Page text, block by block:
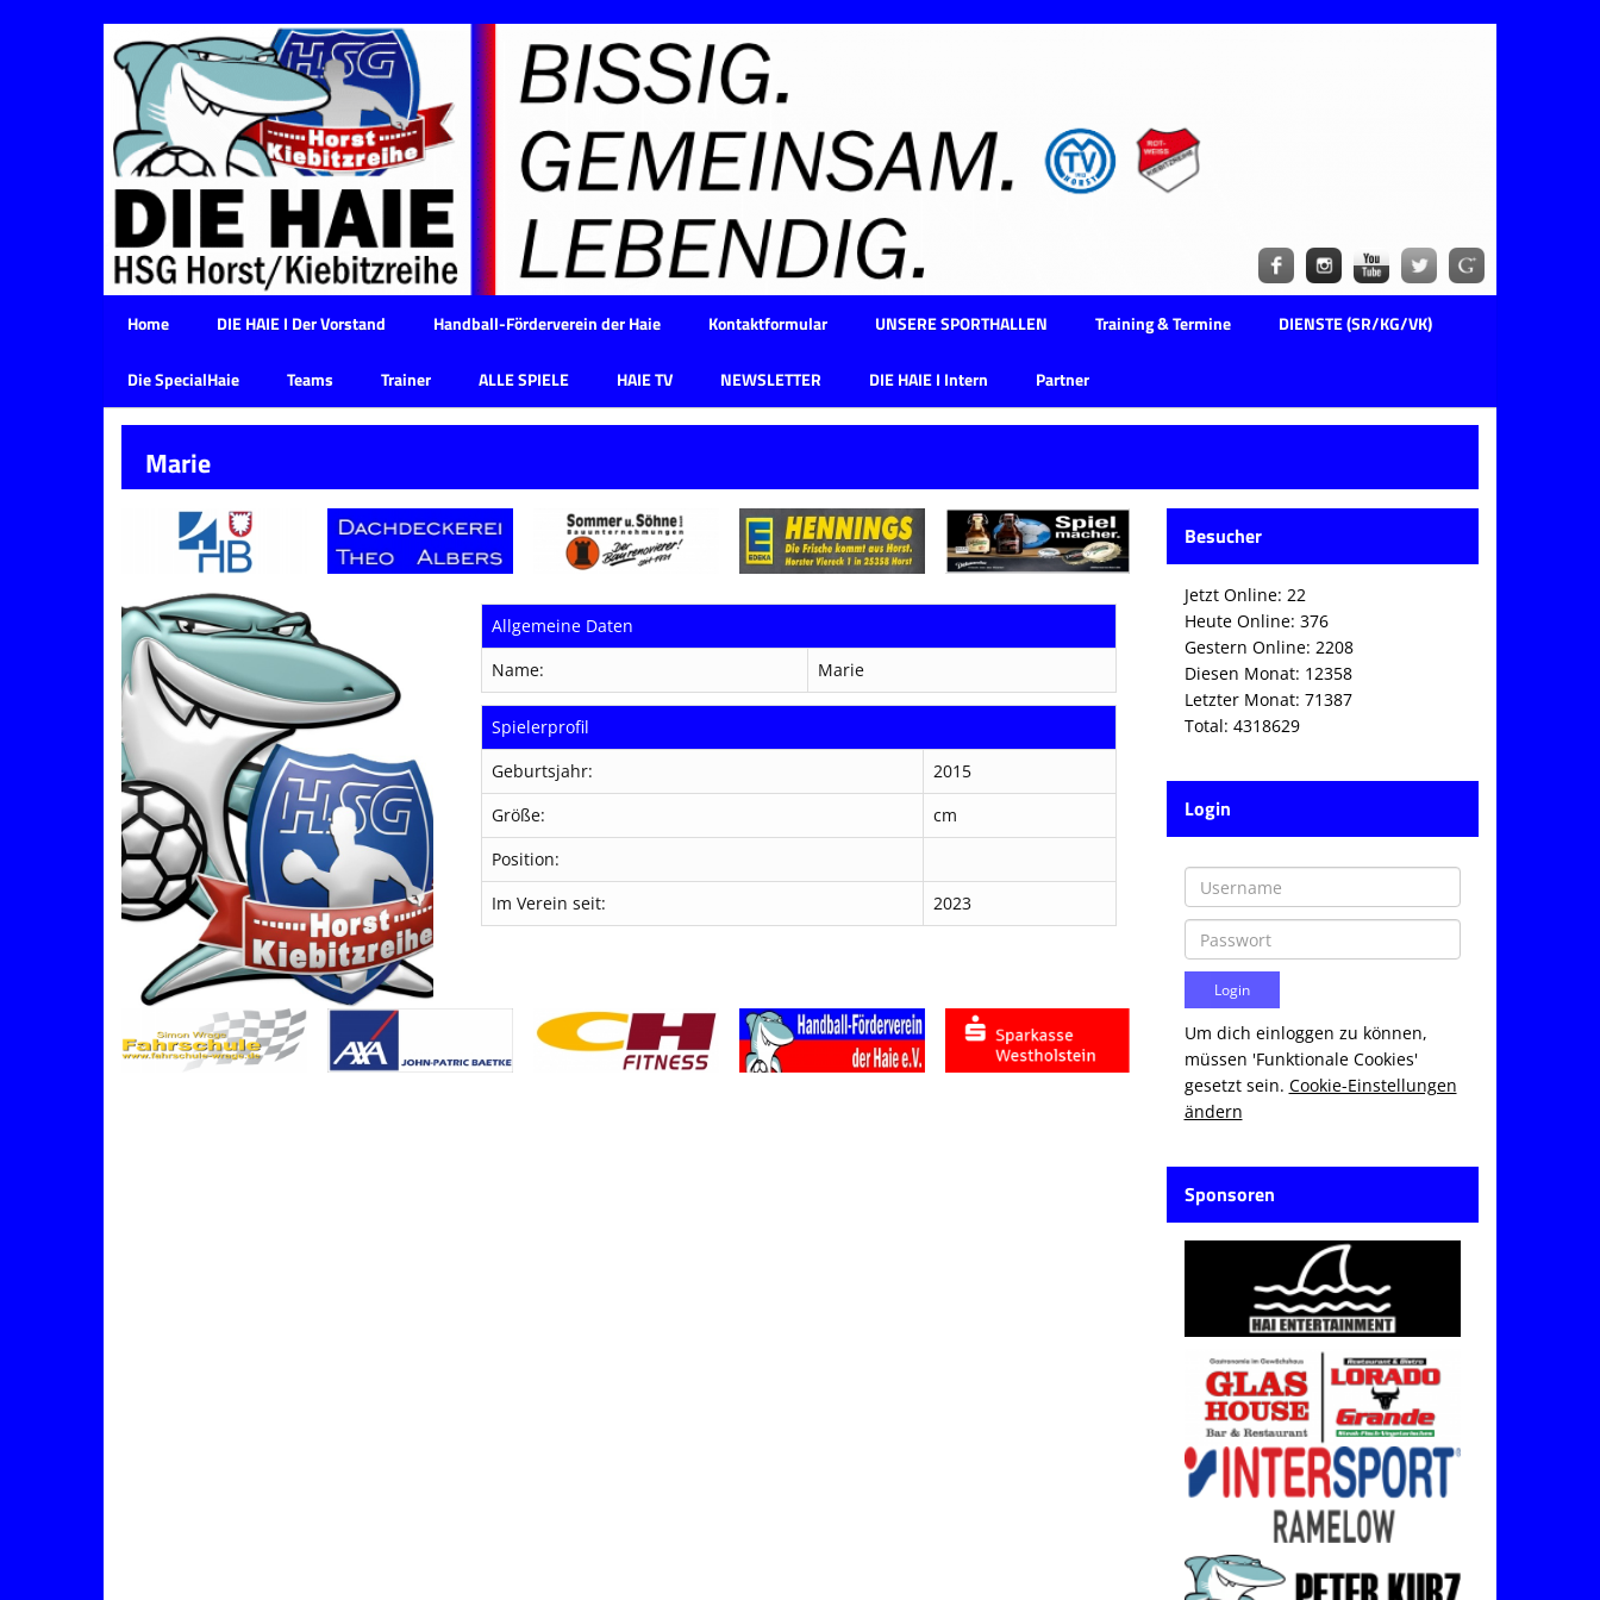
Home DIE HAIE I Der Vorstand Handball-Förderverein der Haie Kontaktformular UNSERE SPORTHALLEN Training & Termine DIENSTE (SR/KG/VK)
Die SpecialHaie Teams Trainer ALLE SPIELE HAIE TV NEWSLETTER DIE HAIE I Intern Partner
Marie
Allgemeine Daten
Name:
Marie
Spielerprofil
Geburtsjahr:
2015
Größe:
cm
Position:
Im Verein seit:
2023
Besucher
Jetzt Online: 22
Heute Online: 376
Gestern Online: 2208
Diesen Monat: 12358
Letzter Monat: 71387
Total: 4318629
Login
Um dich einloggen zu können,
müssen 'Funktionale Cookies'
gesetzt sein. Cookie-Einstellungen
ändern
Sponsoren